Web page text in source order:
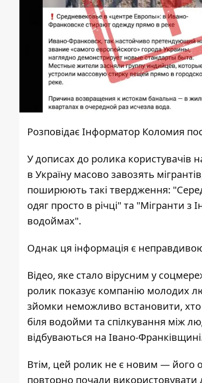
Розповідає Інформатор Коломия
У дописах до ролика користувачів
в Україну масово завозять
поширюють такі твердження:
одяг просто в річці" та "Мігранти з
водоймах".
Однак ця інформація є
Відео, яке стало вірусним у
ролик показує компанію молодих
зйомки неможливо встановити,
біля водойми та спілкування між
відбуваються на Івано-
Втім, цей ролик не є новим — його
повторно почали використовувати